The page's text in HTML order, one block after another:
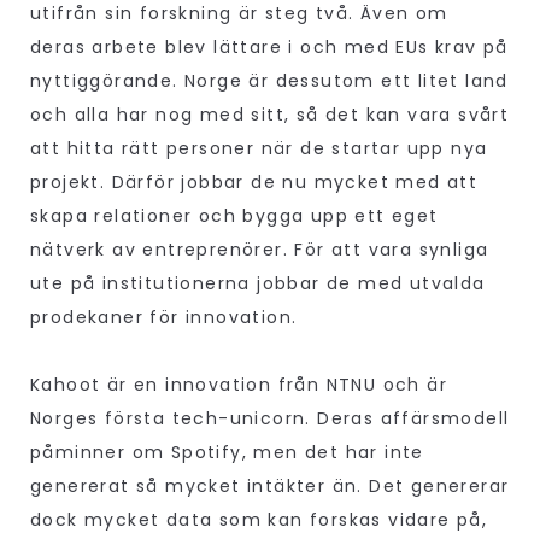
utifrån sin forskning är steg två. Även om
deras arbete blev lättare i och med EUs krav på
nyttiggörande. Norge är dessutom ett litet land
och alla har nog med sitt, så det kan vara svårt
att hitta rätt personer när de startar upp nya
projekt. Därför jobbar de nu mycket med att
skapa relationer och bygga upp ett eget
nätverk av entreprenörer. För att vara synliga
ute på institutionerna jobbar de med utvalda
prodekaner för innovation.
Kahoot är en innovation från NTNU och är
Norges första tech-unicorn. Deras affärsmodell
påminner om Spotify, men det har inte
genererat så mycket intäkter än. Det genererar
dock mycket data som kan forskas vidare på,